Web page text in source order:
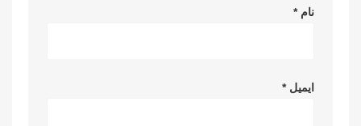
نام*
ایمیل*